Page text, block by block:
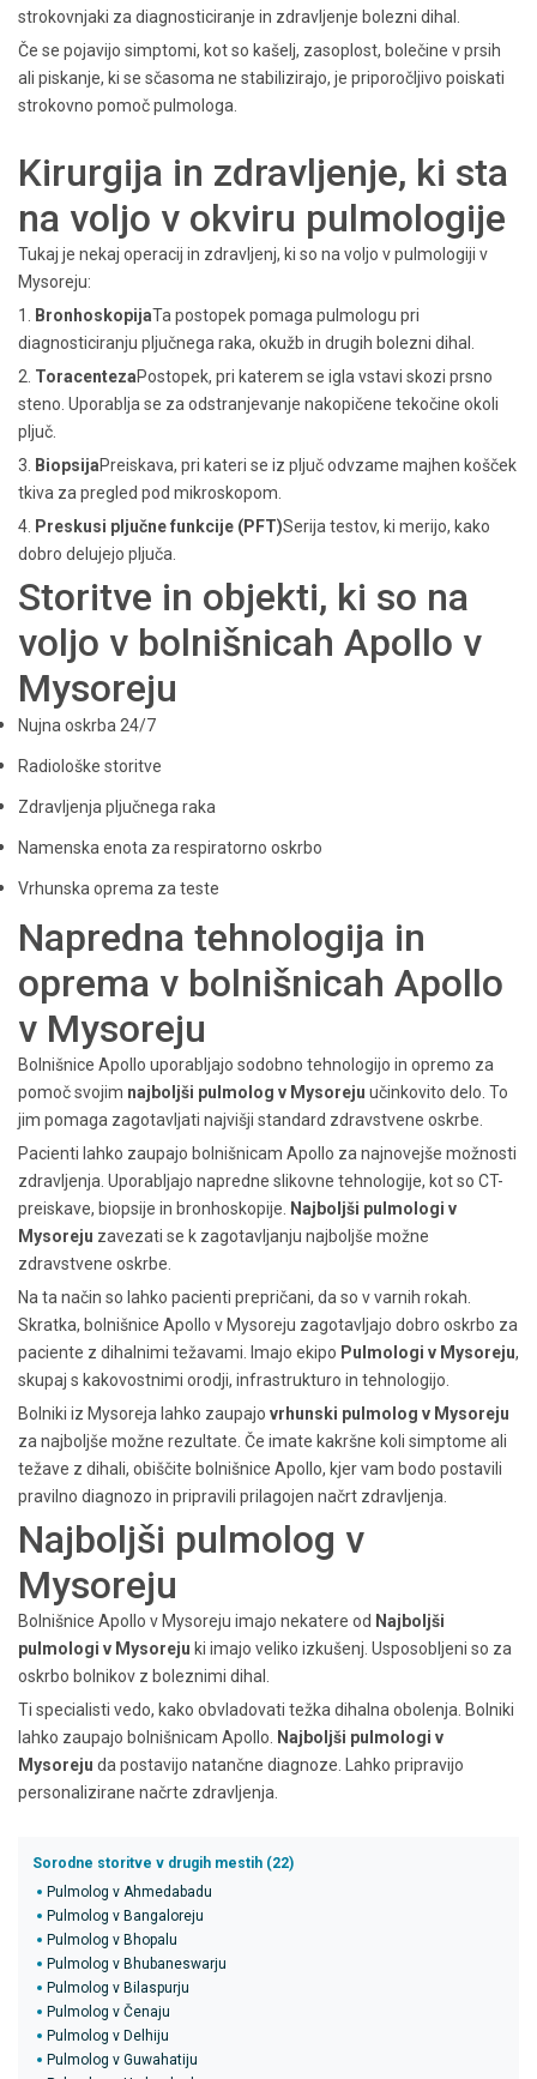
strokovnjaki za diagnosticiranje in zdravljenje bolezni dihal.
Če se pojavijo simptomi, kot so kašelj, zasoplost, bolečine v prsih
ali piskanje, ki se sčasoma ne stabilizirajo, je priporočljivo poiskati
strokovno pomoč pulmologa.
Kirurgija in zdravljenje, ki sta
na voljo v okviru pulmologije
Tukaj je nekaj operacij in zdravljenj, ki so na voljo v pulmologiji v
Mysoreju:
1.
BronhoskopijaTa postopek pomaga pulmologu pri
diagnosticiranju pljučnega raka, okužb in drugih bolezni dihal.
2. ToracentezaPostopek, pri katerem se igla vstavi skozi prsno
steno. Uporablja se za odstranjevanje nakopičene tekočine okoli
pljuč.
3.
BiopsijaPreiskava, pri kateri se iz pljuč odvzame majhen košček
tkiva za pregled pod mikroskopom.
4. Preskusi pljučne funkcije (PFT)Serija testov, ki merijo, kako
dobro delujejo pljuča.
Storitve in objekti, ki so na
voljo v bolnišnicah Apollo v
Mysoreju
Nujna oskrba 24/7
Radiološke storitve
Zdravljenja pljučnega raka
Namenska enota za respiratorno oskrbo
Vrhunska oprema za teste
Napredna tehnologija in
oprema v bolnišnicah Apollo
v Mysoreju
Bolnišnice Apollo uporabljajo sodobno tehnologijo in opremo za
pomoč svojim najboljši pulmolog v Mysoreju učinkovito delo. To
jim pomaga zagotavljati najvišji standard zdravstvene oskrbe.
Pacienti lahko zaupajo bolnišnicam Apollo za najnovejše možnosti
zdravljenja. Uporabljajo napredne slikovne tehnologije, kot so CT-
preiskave, biopsije in bronhoskopije.
Najboljši pulmologi v
Mysoreju zavezati se k zagotavljanju najboljše možne
zdravstvene oskrbe.
Na ta način so lahko pacienti prepričani, da so v varnih rokah.
Skratka, bolnišnice Apollo v Mysoreju zagotavljajo dobro oskrbo za
paciente z dihalnimi težavami. Imajo ekipo Pulmologi v Mysoreju,
skupaj s kakovostnimi orodji, infrastrukturo in tehnologijo.
Bolniki iz Mysoreja lahko zaupajo vrhunski pulmolog v Mysoreju
za najboljše možne rezultate. Če imate kakršne koli simptome ali
težave z dihali, obiščite bolnišnice Apollo, kjer vam bodo postavili
pravilno diagnozo in pripravili prilagojen načrt zdravljenja.
Najboljši pulmolog v
Mysoreju
Bolnišnice Apollo v Mysoreju imajo nekatere od Najboljši
pulmologi v Mysoreju ki imajo veliko izkušenj. Usposobljeni so za
oskrbo bolnikov z boleznimi dihal.
Ti specialisti vedo, kako obvladovati težka dihalna obolenja. Bolniki
lahko zaupajo bolnišnicam Apollo.
Najboljši pulmologi v
Mysoreju da postavijo natančne diagnoze. Lahko pripravijo
personalizirane načrte zdravljenja.
Sorodne storitve v drugih mestih (22)
Pulmolog v Ahmedabadu
Pulmolog v Bangaloreju
Pulmolog v Bhopalu
Pulmolog v Bhubaneswarju
Pulmolog v Bilaspurju
Pulmolog v Čenaju
Pulmolog v Delhiju
Pulmolog v Guwahatiju